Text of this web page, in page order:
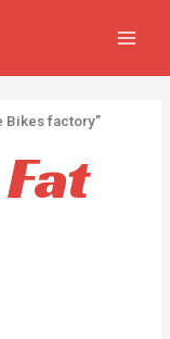
Bikes factory”